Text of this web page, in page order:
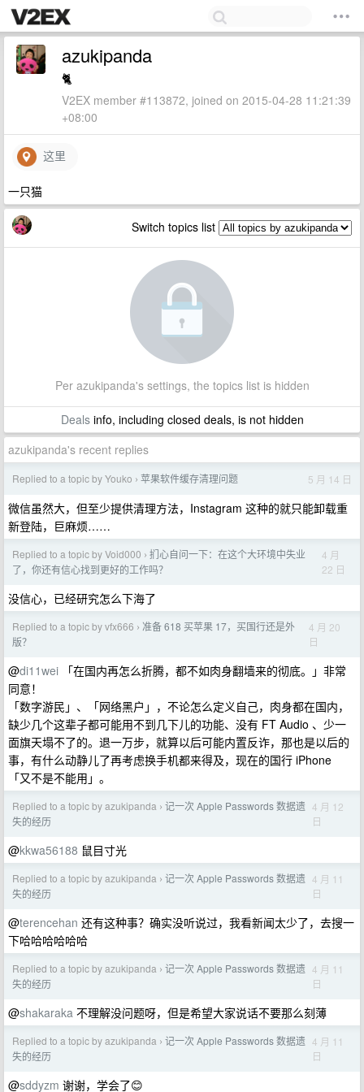
azukipanda
🐈
V2EX member #113872, joined on 2015-04-28 11:21:39
+08:00
这里
一只猫
Switch topics list
Per azukipanda's settings, the topics list is hidden
Dealsinfo, including closed deals, is not hidden
azukipanda's recent replies
Replied to a topic by Youko › 苹果软件缓存清理问题 5 月 14 日
微信虽然大，但至少提供清理方法，Instagram 这种的就只能卸载重
新登陆，巨麻烦……
Replied to a topic by Void000 › 扪心自问一下：在这个大环境中失业
了，你还有信心找到更好的工作吗？
4 月
22 日
没信心，已经研究怎么下海了
Replied to a topic by vfx666 › 准备 618 买苹果 17，买国行还是外
版？
4 月 20
日
@di11wei 「在国内再怎么折腾，都不如肉身翻墙来的彻底。」非常
同意！
「数字游民」、「网络黑户」，不论怎么定义自己，肉身都在国内，
缺少几个这辈子都可能用不到几下儿的功能、没有 FT Audio 、少一
面旗天塌不了的。退一万步，就算以后可能内置反诈，那也是以后的
事，有什么动静儿了再考虑换手机都来得及，现在的国行 iPhone
「又不是不能用」。
Replied to a topic by azukipanda › 记一次 Apple Passwords 数据遗
失的经历
4 月 12
日
@kkwa56188 鼠目寸光
Replied to a topic by azukipanda › 记一次 Apple Passwords 数据遗
失的经历
4 月 11
日
@terencehan 还有这种事？确实没听说过，我看新闻太少了，去搜一
下哈哈哈哈哈哈
Replied to a topic by azukipanda › 记一次 Apple Passwords 数据遗
失的经历
4 月 11
日
@shakaraka 不理解没问题呀，但是希望大家说话不要那么刻薄
Replied to a topic by azukipanda › 记一次 Apple Passwords 数据遗
失的经历
4 月 11
日
@sddyzm 谢谢，学会了😊